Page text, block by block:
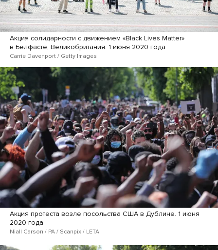
Акция солидарности с движением «Black Lives Matter»
в Белфасте, Великобритания. 1 июня 2020 года
Carrie Davenport / Getty Images
Акция протеста возле посольства США в Дублине. 1 июня
2020 года
Niall Carson / PA / Scanpix / LETA